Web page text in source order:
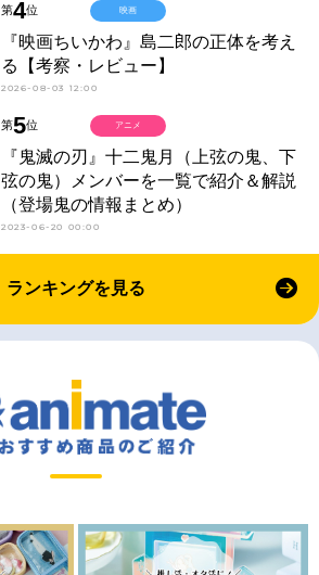
第4位
『映画ちいかわ』島二郎の正体を考え
る【考察・レビュー】
2026-08-03 12:00
映画
第5位
『鬼滅の刃』十二鬼月（上弦の鬼、下
弦の鬼）メンバーを一覧で紹介＆解説
（登場鬼の情報まとめ）
2023-06-20 00:00
アニメ
ランキングを見る